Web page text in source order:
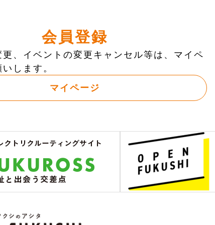
会員登録
、イベントの変更キャンセル等は、マイペ
します。
マイページ